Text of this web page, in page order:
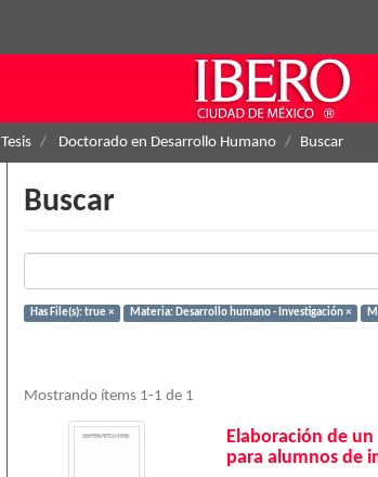
Tesis Doctorado en Desarrollo Humano Buscar
Buscar
Has File(s): true × Materia: Desarrollo humano - Investigación ×
Mostrando ítems 1-1 de 1
Elaboración de
para alumnos de